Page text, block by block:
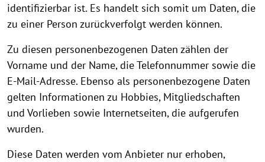
identifizierbar ist. Es handelt sich somit um Daten, die
zu einer Person zurückverfolgt werden können.
Zu diesen personenbezogenen Daten zählen der
Vorname und der Name, die Telefonnummer sowie die
E-Mail-Adresse. Ebenso als personenbezogene Daten
gelten Informationen zu Hobbies, Mitgliedschaften
und Vorlieben sowie Internetseiten, die aufgerufen
wurden.
Diese Daten werden vom Anbieter nur erhoben,